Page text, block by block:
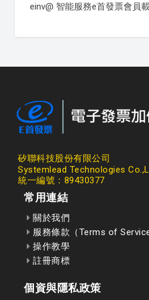
einv@ 智能服務e首發票會員
矽聯科技股份有限公司
Systemlead Technologies
統一編號：89430377
常用連結
關於我們
服務條款（Terms of Service
操作教學
註冊商標
個資與隱私政策